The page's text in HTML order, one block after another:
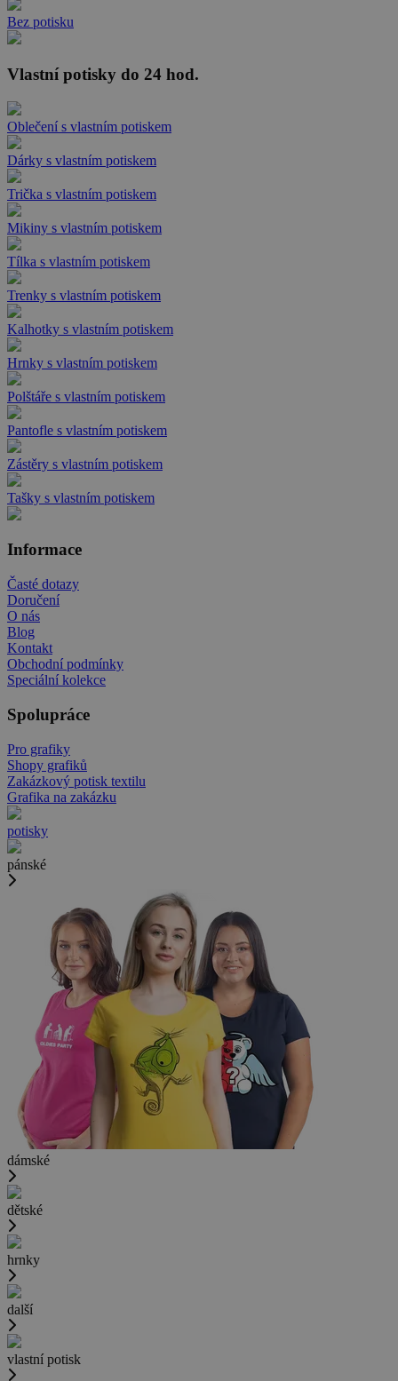
Bez potisku
Vlastní potisky do 24 hod.
Oblečení s vlastním potiskem
Dárky s vlastním potiskem
Trička s vlastním potiskem
Mikiny s vlastním potiskem
Tílka s vlastním potiskem
Trenky s vlastním potiskem
Kalhotky s vlastním potiskem
Hrnky s vlastním potiskem
Polštáře s vlastním potiskem
Pantofle s vlastním potiskem
Zástěry s vlastním potiskem
Tašky s vlastním potiskem
Informace
Časté dotazy
Doručení
O nás
Blog
Kontakt
Obchodní podmínky
Speciální kolekce
Spolupráce
Pro grafiky
Shopy grafiků
Zakázkový potisk textilu
Grafika na zakázku
potisky
pánské
dámské
dětské
hrnky
další
vlastní potisk